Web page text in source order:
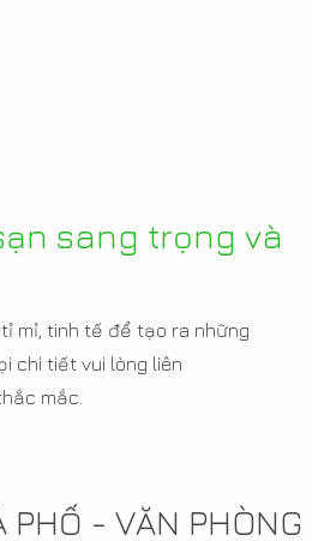
sang trọng và
mỉ, tinh tế để tạo ra những
chi tiết vui lòng liên
mắc.
- VĂN PHÒNG